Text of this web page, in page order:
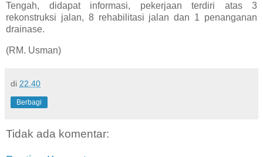
Tengah, didapat informasi, pekerjaan terdiri atas 3
rekonstruksi jalan, 8 rehabilitasi jalan dan 1 penanganan
drainase.
(RM. Usman)
di 22.40
Berbagi
Tidak ada komentar: